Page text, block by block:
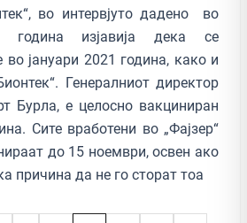
во интервјуто дадено во
година изјавија дека се
јануари 2021 година, како и
Генералниот директор
Бурла, е целосно вакциниран
Сите вработени во „Фајзер“
до 15 ноември, освен ако
причина да не го сторат тоа